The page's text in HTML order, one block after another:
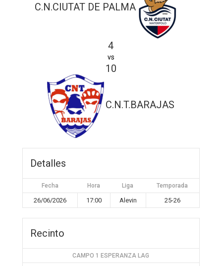
C.N.CIUTAT DE PALMA
4
vs
10
C.N.T.BARAJAS
Detalles
Fecha Hora Liga Temporada
26/06/2026 17:00 Alevin 25-26
Recinto
CAMPO 1 ESPERANZA LAG